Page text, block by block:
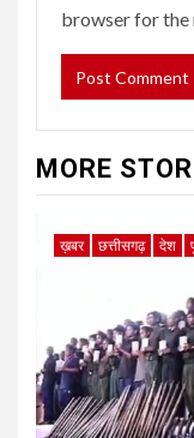
browser for the
MORE
ख़बर छत्तीसगढ़ देश